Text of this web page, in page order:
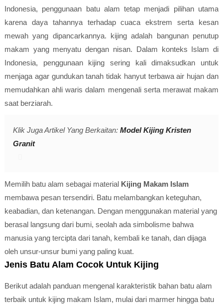
Indonesia, penggunaan batu alam tetap menjadi pilihan utama
karena daya tahannya terhadap cuaca ekstrem serta kesan
mewah yang dipancarkannya. kijing adalah bangunan penutup
makam yang menyatu dengan nisan. Dalam konteks Islam di
Indonesia, penggunaan kijing sering kali dimaksudkan untuk
menjaga agar gundukan tanah tidak hanyut terbawa air hujan dan
memudahkan ahli waris dalam mengenali serta merawat makam
saat berziarah.
Klik Juga Artikel Yang Berkaitan: Model Kijing Kristen
Granit
Memilih batu alam sebagai material Kijing Makam Islam
membawa pesan tersendiri. Batu melambangkan keteguhan,
keabadian, dan ketenangan. Dengan menggunakan material yang
berasal langsung dari bumi, seolah ada simbolisme bahwa
manusia yang tercipta dari tanah, kembali ke tanah, dan dijaga
oleh unsur-unsur bumi yang paling kuat.
Jenis Batu Alam Cocok Untuk Kijing
Berikut adalah panduan mengenal karakteristik bahan batu alam
terbaik untuk kijing makam Islam, mulai dari marmer hingga batu